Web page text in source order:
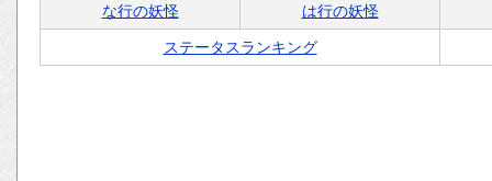
な行の妖怪 は行の妖怪
ステータスランキング